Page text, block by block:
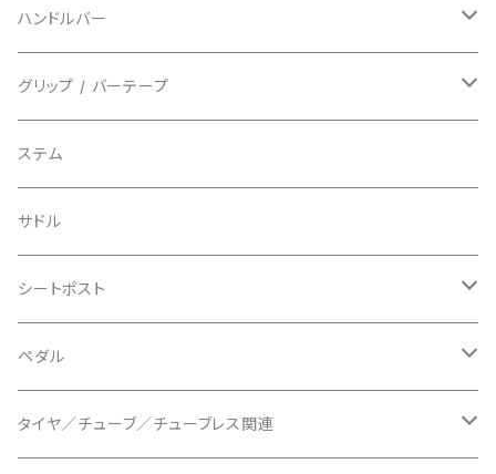
BIKEHAND/バイクハンド
BIO RACER/ビオレーサー
BIKEYOKE/バイクヨーク
BLACKBURN/ブラックバーン
BLB/ビーエルビー
BLUEGRASS/ブルーグラス
BONTRAGER/ボントレガー
フルフィンガー
シューズカバー
キャップ
その他
フラットペダル用
ビンディングペダル用
インソール
センサー
アクセサリー
カセットスプロケット
シフターマウント
ステムスペーサー
ケーブル類
チェーンガイド／キャッチャー
チェーンリング
ディスクブレーキ
ハンドルバー
ドロップハンドル
フラット/ライザーバー
グリップ / バーテープ
グリップ
バーテープ
グリップカラー / バーエンドキャップ
ステム
サドル
シートポスト
ドロッパーポスト
シートクランプ
ペダル
ビンディングペダル
タイヤ／チューブ／チューブレス関連